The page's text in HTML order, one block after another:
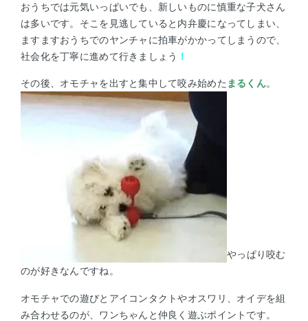
おうちでは元気いっぱいでも、新しいものに慎重な子犬さん
は多いです。そこを見逃していると内弁慶になってしまい、
ますますおうちでのヤンチャに拍車がかかってしまうので、
社会化を丁寧に進めて行きましょう ！
その後、オモチャを出すと集中して咬み始めた まるくん。
やっぱり咬む
のが好きなんですね。
オモチャでの遊びとアイコンタクトやオスワリ、オイデを組
み合わせるのが、ワンちゃんと仲良く遊ぶポイントです。